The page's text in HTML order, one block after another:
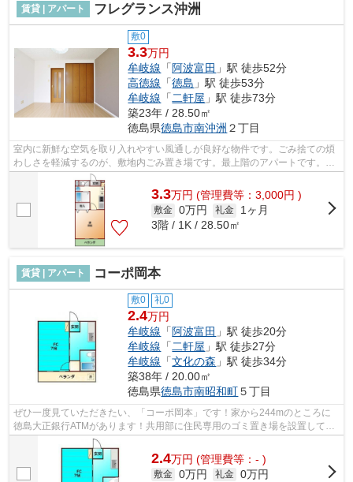
賃貸 | アパート フレグランス沖洲
敷0
3.3万円
牟岐線 「 阿波富田 」駅 徒歩52分
高徳線 「徳島 」駅 徒歩53分
牟岐線 「 二軒屋 」駅 徒歩73分
築23年 / 28.50㎡
徳島県徳島市南沖洲 ２丁目
室内に新鮮な空気を取り入れやすい風通しが良好な物件です。ごみ捨ての煩
わしさを軽減するのが、敷地内ごみ置き場です。最上階のアパートです。こ
ちらの物件はアパートです。徳島市エ...
3.3万円 (管理費等：3,000円 )
敷金 0万円 礼金
1ヶ月
3階 / 1K / 28.50㎡
賃貸 | アパート コーポ岡本
敷0 礼0
2.4万円
牟岐線 「 阿波富田 」駅 徒歩20分
牟岐線 「二軒屋 」駅 徒歩27分
牟岐線 「文化の森 」駅 徒歩34分
築38年 / 20.00㎡
徳島県徳島市南昭和町５丁目
ぜひ一度見ていただきたい、「コーポ岡本」です！家から244mのところに
徳島大正銀行ATMがあります！共用部に住民専用のゴミ置き場を設置してい
るので、面倒なゴミ出しも楽になります！...
2.4万円 (管理費等：- )
敷金 0万円 礼金 0万円